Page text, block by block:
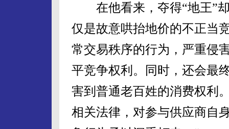
在他看来，夺得“地王”却
仅是故意哄抬地价的不正当
常交易秩序的行为，严重侵
平竞争权利。同时，还会最
害到普通老百姓的消费权利
相关法律，对参与供应商自